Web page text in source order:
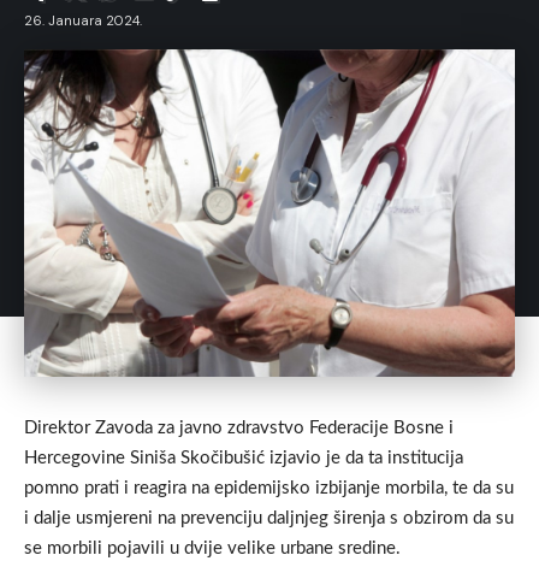
26. Januara 2024.
Direktor Zavoda za javno zdravstvo Federacije Bosne i
Hercegovine Siniša Skočibušić izjavio je da ta institucija
pomno prati i reagira na epidemijsko izbijanje morbila, te da su
i dalje usmjereni na prevenciju daljnjeg širenja s obzirom da su
se morbili pojavili u dvije velike urbane sredine.